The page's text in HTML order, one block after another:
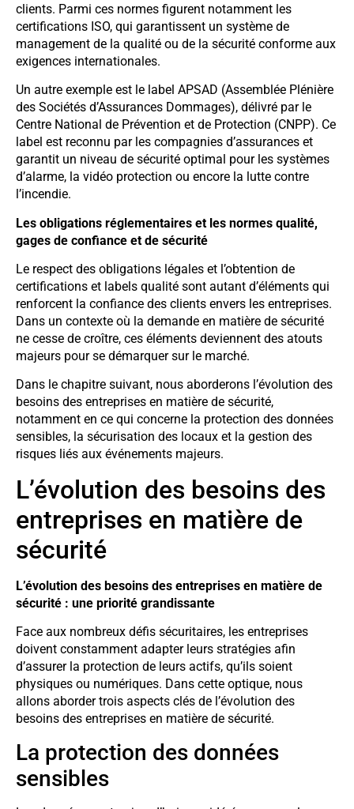
clients. Parmi ces normes figurent notamment les
certifications ISO, qui garantissent un système de
management de la qualité ou de la sécurité conforme aux
exigences internationales.
Un autre exemple est le label APSAD (Assemblée Plénière
des Sociétés d’Assurances Dommages), délivré par le
Centre National de Prévention et de Protection (CNPP). Ce
label est reconnu par les compagnies d’assurances et
garantit un niveau de sécurité optimal pour les systèmes
d’alarme, la vidéo protection ou encore la lutte contre
l’incendie.
Les obligations réglementaires et les normes qualité,
gages de confiance et de sécurité
Le respect des obligations légales et l’obtention de
certifications et labels qualité sont autant d’éléments qui
renforcent la confiance des clients envers les entreprises.
Dans un contexte où la demande en matière de sécurité
ne cesse de croître, ces éléments deviennent des atouts
majeurs pour se démarquer sur le marché.
Dans le chapitre suivant, nous aborderons l’évolution des
besoins des entreprises en matière de sécurité,
notamment en ce qui concerne la protection des données
sensibles, la sécurisation des locaux et la gestion des
risques liés aux événements majeurs.
L’évolution des besoins des
entreprises en matière de
sécurité
L’évolution des besoins des entreprises en matière de
sécurité : une priorité grandissante
Face aux nombreux défis sécuritaires, les entreprises
doivent constamment adapter leurs stratégies afin
d’assurer la protection de leurs actifs, qu’ils soient
physiques ou numériques. Dans cette optique, nous
allons aborder trois aspects clés de l’évolution des
besoins des entreprises en matière de sécurité.
La protection des données
sensibles